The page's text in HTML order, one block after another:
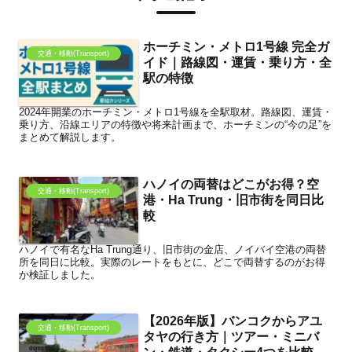
交通・移動(Transport)
ホーチミン・メトロ1号線 完全ガ
イド｜路線図・運賃・乗り方・全
駅の特徴
2024年開業のホーチミン・メトロ1号線を全駅取材。路線図、運賃・
乗り方、沿線エリアの特徴や将来計画まで、ホーチミンの“今の足”を
まとめて解説します。
交通・移動(Transport)
ハノイの両替はどこがお得？空
港・Ha Trung・旧市街を同日比
較
ハノイで有名なHa Trung通り、旧市街の金店、ノイバイ空港の両替
所を同日に比較。実際のレートをもとに、どこで両替するのがお得
か検証しました。
交通・移動(Transport)
【2026年版】バンコクからアユ
タヤの行き方｜ツアー・ミニバ